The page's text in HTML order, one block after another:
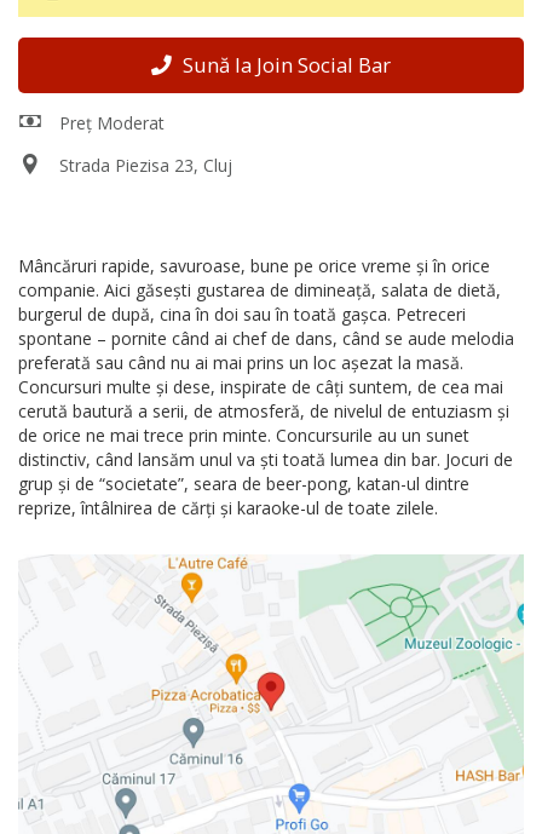
Sună la Join Social Bar
Preț Moderat
Strada Piezisa 23, Cluj
Mâncăruri rapide, savuroase, bune pe orice vreme și în orice
companie. Aici găsești gustarea de dimineață, salata de dietă,
burgerul de după, cina în doi sau în toată gașca. Petreceri
spontane – pornite când ai chef de dans, când se aude melodia
preferată sau când nu ai mai prins un loc așezat la masă.
Concursuri multe și dese, inspirate de câți suntem, de cea mai
cerută bautură a serii, de atmosferă, de nivelul de entuziasm și
de orice ne mai trece prin minte. Concursurile au un sunet
distinctiv, când lansăm unul va ști toată lumea din bar. Jocuri de
grup și de “societate”, seara de beer-pong, katan-ul dintre
reprize, întâlnirea de cărți și karaoke-ul de toate zilele.